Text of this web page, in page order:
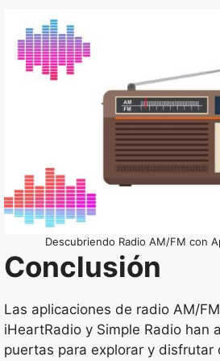
Descubriendo Radio AM/FM con
Conclusión
Las aplicaciones de radio AM/
iHeartRadio y Simple Radio han
puertas para explorar y disfrutar